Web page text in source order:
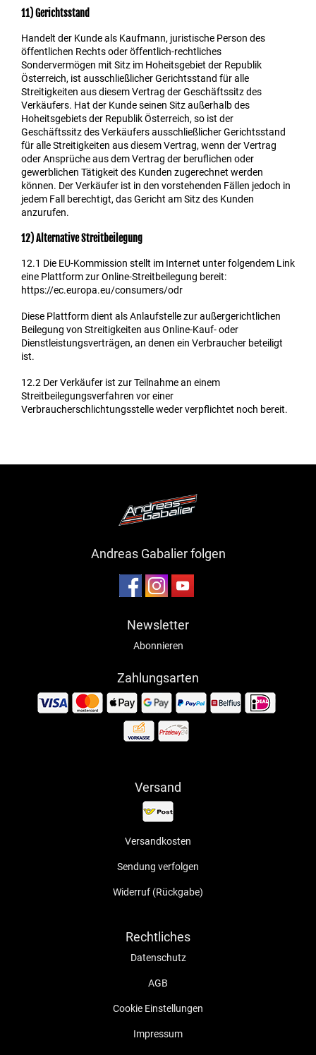
11) Gerichtsstand
Handelt der Kunde als Kaufmann, juristische Person des
öffentlichen Rechts oder öffentlich-rechtliches
Sondervermögen mit Sitz im Hoheitsgebiet der Republik
Österreich, ist ausschließlicher Gerichtsstand für alle
Streitigkeiten aus diesem Vertrag der Geschäftssitz des
Verkäufers. Hat der Kunde seinen Sitz außerhalb des
Hoheitsgebiets der Republik Österreich, so ist der
Geschäftssitz des Verkäufers ausschließlicher Gerichtsstand
für alle Streitigkeiten aus diesem Vertrag, wenn der Vertrag
oder Ansprüche aus dem Vertrag der beruflichen oder
gewerblichen Tätigkeit des Kunden zugerechnet werden
können. Der Verkäufer ist in den vorstehenden Fällen jedoch in
jedem Fall berechtigt, das Gericht am Sitz des Kunden
anzurufen.
12) Alternative Streitbeilegung
12.1 Die EU-Kommission stellt im Internet unter folgendem Link
eine Plattform zur Online-Streitbeilegung bereit:
https://ec.europa.eu/consumers/odr
Diese Plattform dient als Anlaufstelle zur außergerichtlichen
Beilegung von Streitigkeiten aus Online-Kauf- oder
Dienstleistungsverträgen, an denen ein Verbraucher beteiligt
ist.
12.2 Der Verkäufer ist zur Teilnahme an einem
Streitbeilegungsverfahren vor einer
Verbraucherschlichtungsstelle weder verpflichtet noch bereit.
Andreas Gabalier folgen
Newsletter
Abonnieren
Zahlungsarten
Versand
Versandkosten
Sendung verfolgen
Widerruf (Rückgabe)
Rechtliches
Datenschutz
AGB
Cookie Einstellungen
Impressum